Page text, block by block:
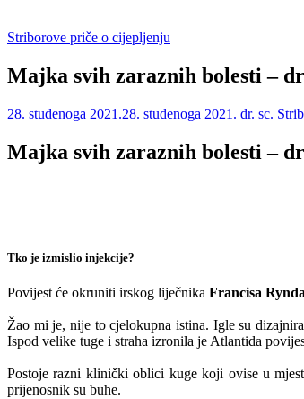
Striborove priče o cijepljenju
Majka svih zaraznih bolesti –
28. studenoga 2021.28. studenoga 2021. dr. sc.
Majka svih zaraznih bolesti –
Tko je izmislio injekcije?
Povijest će okruniti irskog liječnika Francisa
Žao mi je, nije to cjelokupna istina. Igle su
Ispod velike tuge i straha izronila je Atlantida
Postoje razni klinički oblici kuge koji ovise u
prijenosnik su buhe.